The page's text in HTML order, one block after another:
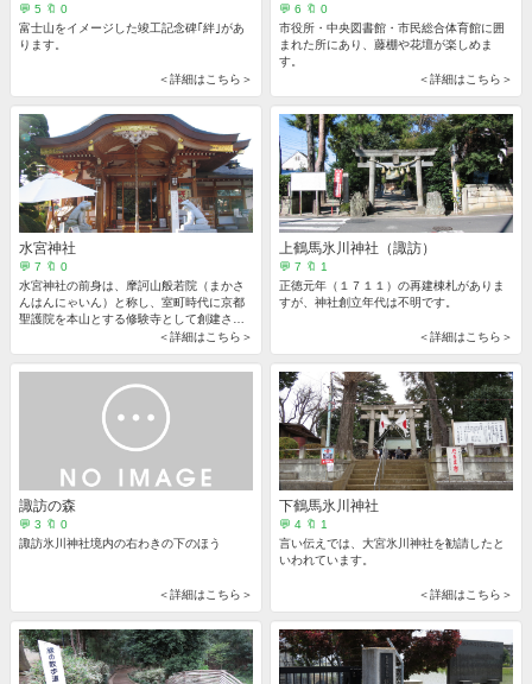
💬 5 🔖 0
富士山をイメージした竣工記念碑｢絆｣があ
ります。
＜詳細はこちら＞
💬 6 🔖 0
市役所・中央図書館・市民総合体育館に囲
まれた所にあり、藤棚や花壇が楽しめま
す。
＜詳細はこちら＞
水宮神社
💬 7 🔖 0
水宮神社の前身は、摩訶山般若院（まかさ
んはんにゃいん）と称し、室町時代に京都
聖護院を本山とする修験寺として創建され
＜詳細はこちら＞
上鶴馬氷川神社（諏訪）
💬 7 🔖 1
正徳元年（１７１１）の再建棟札がありま
すが、神社創立年代は不明です。
＜詳細はこちら＞
諏訪の森
💬 3 🔖 0
諏訪氷川神社境内の右わきの下のほう
＜詳細はこちら＞
下鶴馬氷川神社
💬 4 🔖 1
言い伝えでは、大宮氷川神社を勧請したと
いわれています。
＜詳細はこちら＞